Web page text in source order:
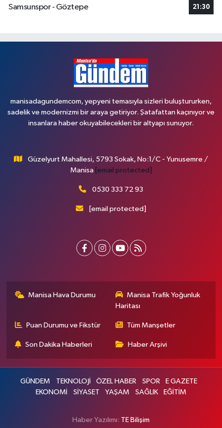
Samsunspor - Göztepe
21:30
manisadagundemcom, yepyeni temasıyla sizleri buluştururken,
sadelik ve modernizmi bir araya getiriyor. Şatafattan kaçınıyor ve
insanlara haber okuyabilecekleri bir altyapı sunuyor.
Güzelyurt Mahallesi, 5793 Sokak, No:1/C - Yunusemre /
Manisa [email protected]
0530 333 72 93
[email protected]
Manisa Hava Durumu
Manisa Trafik Yoğunluk
Haritası
Puan Durumu ve Fikstür Tüm Manşetler
Son Dakika Haberleri Haber Arşivi
GÜNDEM TEKNOLOJİ ÖZEL HABER SPOR
E GAZETE
EKONOMİ
SİYASET YAŞAM SAĞLIK EĞİTİM
Haber Yazılımı: TE Bilişim